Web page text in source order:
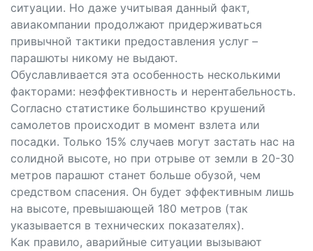
ситуации. Но даже учитывая данный факт,
авиакомпании продолжают придерживаться
привычной тактики предоставления услуг –
парашюты никому не выдают.
Обуславливается эта особенность несколькими
факторами: неэффективность и нерентабельность.
Согласно статистике большинство крушений
самолетов происходит в момент взлета или
посадки. Только 15% случаев могут застать нас на
солидной высоте, но при отрыве от земли в 20-30
метров парашют станет больше обузой, чем
средством спасения. Он будет эффективным лишь
на высоте, превышающей 180 метров (так
указывается в технических показателях).
Как правило, аварийные ситуации вызывают